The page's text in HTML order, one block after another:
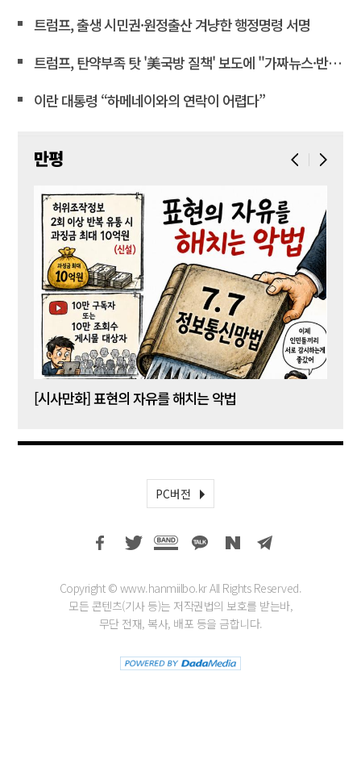
트럼프, 출생 시민권·원정출산 겨냥한 행정명령 서명
트럼프, 탄약부족 탓 '美국방 질책' 보도에 "가짜뉴스·반역"
이란 대통령 “하메네이와의 연락이 어렵다”
만평
[시사만화] 표현의 자유를 해치는 악법
PC버전
Copyright © www.hanmiilbo.kr All Rights Reserved.
모든 콘텐츠(기사 등)는 저작권법의 보호를 받는바,
무단 전재, 복사, 배포 등을 금합니다.